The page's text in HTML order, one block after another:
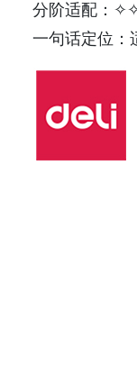
分阶适配：
一句话定位：适